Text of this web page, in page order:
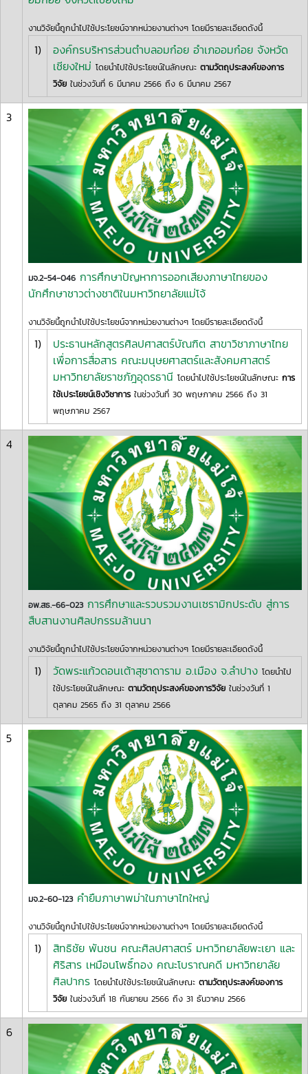
งานวิจัยนี้ถูกนำไปใช้ประโยชน์จากหน่วยงานต่างๆ โดยมีรายละเอียดดังนี้
1)
องค์กรบริหารส่วนตำบลอมก๋อย อำเภออมก๋อย จังหวัด
เชียงใหม่ โดยนำไปใช้ประโยชน์ในลักษณะ ตามวัตถุประสงค์ของการ
วิจัย ในช่วงวันที่ 6 มีนาคม 2566 ถึง 6 มีนาคม 2567
3
มจ.2-54-046 การศึกษาปัญหาการออกเสียงภาษาไทยของ
นักศึกษาชาวต่างชาติในมหาวิทยาลัยแม่โจ้
งานวิจัยนี้ถูกนำไปใช้ประโยชน์จากหน่วยงานต่างๆ โดยมีรายละเอียดดังนี้
1)
ประธานหลักสูตรศิลปศาสตร์บัณฑิต สาขาวิชาภาษาไทย
เพื่อการสื่อสาร คณะมนุษยศาสตร์และสังคมศาสตร์
มหาวิทยาลัยราชภัฎอุดรธานี โดยนำไปใช้ประโยชน์ในลักษณะ การ
ใช้เประโยชน์เชิงวิชาการ ในช่วงวันที่ 30 พฤษภาคม 2566 ถึง 31
พฤษภาคม 2567
4
อพ.สธ.-66-023 การศึกษาและรวบรวมงานเซรามิกประดับ สู่การ
สืบสานงานศิลปกรรมล้านนา
งานวิจัยนี้ถูกนำไปใช้ประโยชน์จากหน่วยงานต่างๆ โดยมีรายละเอียดดังนี้
1) วัดพระแก้วดอนเต้าสุชาดาราม อ.เมือง จ.ลำปาง โดยนำไป
ใช้ประโยชน์ในลักษณะ ตามวัตถุประสงค์ของการวิจัย ในช่วงวันที่ 1
ตุลาคม 2565 ถึง 31 ตุลาคม 2566
5
มจ.2-60-123 คำยืมภาษาพม่าในภาษาไทใหญ่
งานวิจัยนี้ถูกนำไปใช้ประโยชน์จากหน่วยงานต่างๆ โดยมีรายละเอียดดังนี้
1)
สิทธิชัย พันชน คณะศิลปศาสตร์ มหาวิทยาลัยพะเยา และ
ศิริสาร เหมือนโพธิ์ทอง คณะโบราณคดี มหาวิทยาลัย
ศิลปากร โดยนำไปใช้ประโยชน์ในลักษณะ ตามวัตถุประสงค์ของการ
วิจัย ในช่วงวันที่ 18 กันยายน 2566 ถึง 31 ธันวาคม 2566
6